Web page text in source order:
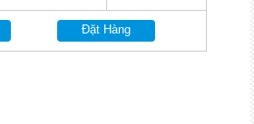
Đặt Hàng